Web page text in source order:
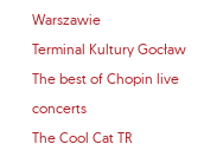
Warszawie
Terminal Kultury Gocław
The best of Chopin live
concerts
The Cool Cat TR